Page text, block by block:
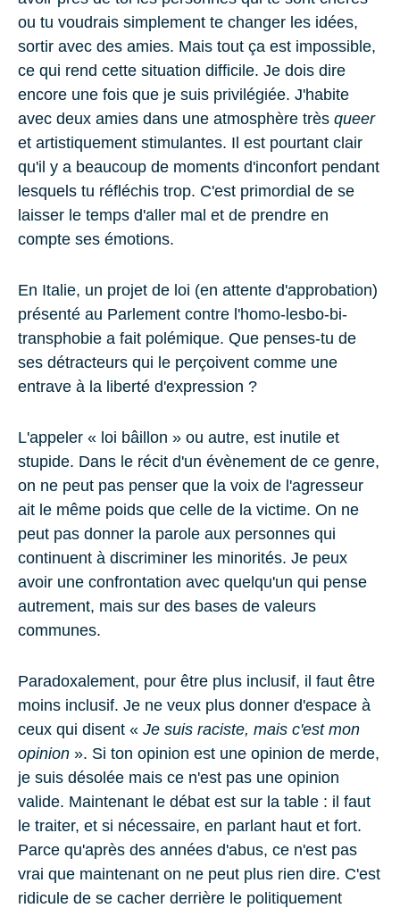
ou tu voudrais simplement te changer les idées,
sortir avec des amies. Mais tout ça est impossible,
ce qui rend cette situation difficile. Je dois dire
encore une fois que je suis privilégiée. J'habite
avec deux amies dans une atmosphère très queer
et artistiquement stimulantes. Il est pourtant clair
qu'il y a beaucoup de moments d'inconfort pendant
lesquels tu réfléchis trop. C'est primordial de se
laisser le temps d'aller mal et de prendre en
compte ses émotions.
En Italie, un projet de loi (en attente d'approbation)
présenté au Parlement contre l'homo-lesbo-bi-
transphobie a fait polémique. Que penses-tu de
ses détracteurs qui le perçoivent comme une
entrave à la liberté d'expression ?
L'appeler « loi bâillon » ou autre, est inutile et
stupide. Dans le récit d'un évènement de ce genre,
on ne peut pas penser que la voix de l'agresseur
ait le même poids que celle de la victime. On ne
peut pas donner la parole aux personnes qui
continuent à discriminer les minorités. Je peux
avoir une confrontation avec quelqu'un qui pense
autrement, mais sur des bases de valeurs
communes.
Paradoxalement, pour être plus inclusif, il faut être
moins inclusif. Je ne veux plus donner d'espace à
ceux qui disent « Je suis raciste, mais c'est mon
opinion ». Si ton opinion est une opinion de merde,
je suis désolée mais ce n'est pas une opinion
valide. Maintenant le débat est sur la table : il faut
le traiter, et si nécessaire, en parlant haut et fort.
Parce qu'après des années d'abus, ce n'est pas
vrai que maintenant on ne peut plus rien dire. C'est
ridicule de se cacher derrière le politiquement